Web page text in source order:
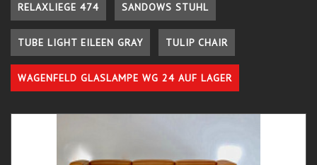
RELAXLIEGE 474 SANDOWS STUHL
TUBE LIGHT EILEEN GRAY TULIP CHAIR
WAGENFELD GLASLAMPE WG 24 AUF LAGER